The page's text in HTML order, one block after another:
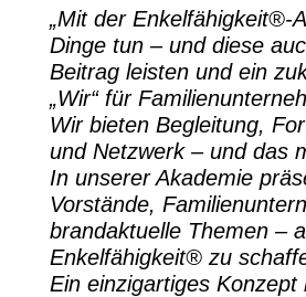
„Mit der Enkelfähigkeit®-
Dinge tun – und diese
Beitrag leisten und ein
„Wir“ für
Wir bieten Begleitung,
und Netzwerk – und das
In unserer Akademie
Vorstände,
brandaktuelle Themen –
Enkelfähigkeit® zu
Ein einzigartiges Konzept